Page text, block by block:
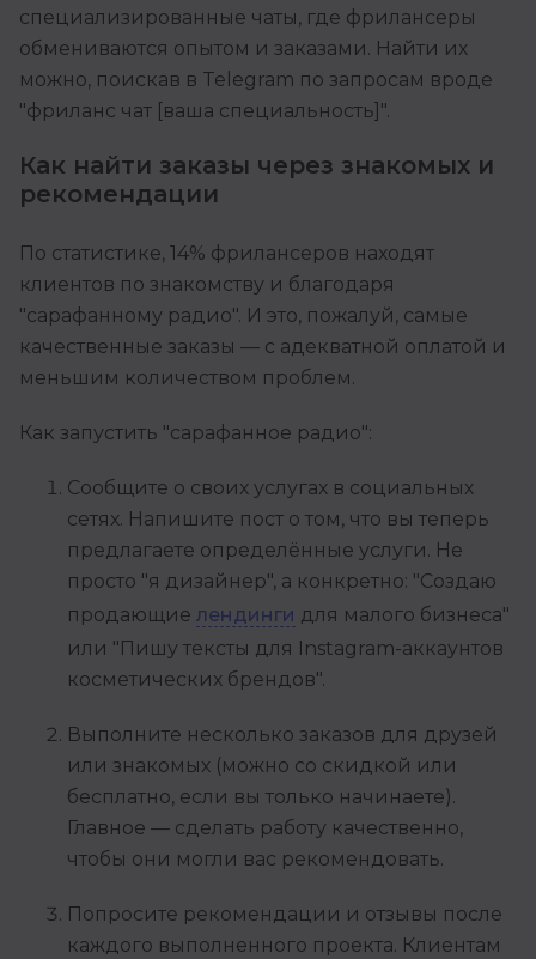
специализированные чаты, где фрилансеры
обмениваются опытом и заказами. Найти их
можно, поискав в Telegram по запросам вроде
"фриланс чат [ваша специальность]".
Как найти заказы через знакомых и
рекомендации
По статистике, 14% фрилансеров находят
клиентов по знакомству и благодаря
"сарафанному радио". И это, пожалуй, самые
качественные заказы — с адекватной оплатой и
меньшим количеством проблем.
Как запустить "сарафанное радио":
Сообщите о своих услугах в социальных
сетях. Напишите пост о том, что вы теперь
предлагаете определённые услуги. Не
просто "я дизайнер", а конкретно: "Создаю
продающие лендинги для малого бизнеса"
или "Пишу тексты для Instagram-аккаунтов
косметических брендов".
Выполните несколько заказов для друзей
или знакомых (можно со скидкой или
бесплатно, если вы только начинаете).
Главное — сделать работу качественно,
чтобы они могли вас рекомендовать.
Попросите рекомендации и отзывы после
каждого выполненного проекта. Клиентам